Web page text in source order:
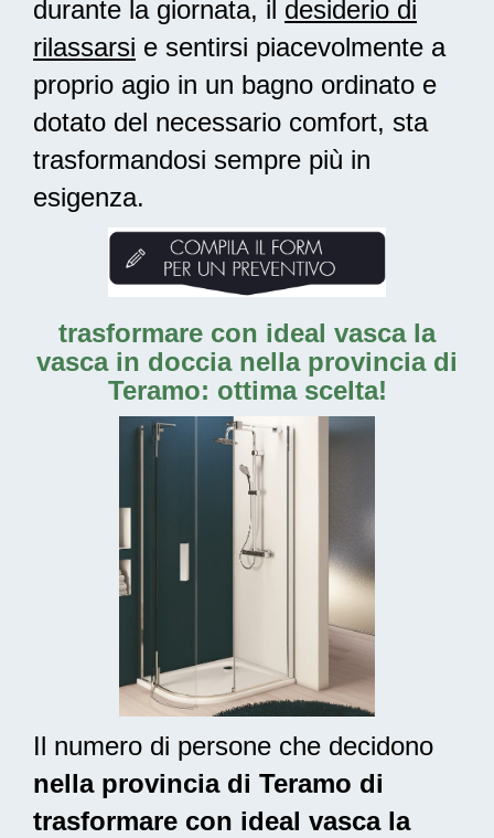
durante la giornata, il desiderio di
rilassarsi e sentirsi piacevolmente a
proprio agio in un bagno ordinato e
dotato del necessario comfort, sta
trasformandosi sempre più in
esigenza.
trasformare con ideal vasca la
vasca in doccia nella provincia di
Teramo: ottima scelta!
Il numero di persone che decidono
nella provincia di Teramo di
trasformare con ideal vasca la